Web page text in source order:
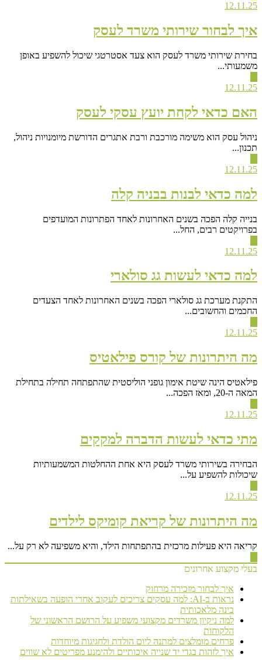
12.11.25
איך לבחור שירותי משרד לעסק
בחירת שירותי משרד לעסק הוא צעד אסטרטגי שיכול להשפיע באופן
משמעותי...
12.11.25
האם כדאי לקחת יועץ עסקי לעסק
ניהול עסק הוא משימה מורכבת ורבת אתגרים הדורשת מיומנויות ניהול,
תכנון...
12.11.25
למה כדאי לבנות בבניה קלה
בנייה קלה הפכה בשנים האחרונות לאחד הפתרונות המועדפים
בפרויקטים רבים, החל...
12.11.25
למה כדאי לעשות גג סולארי
התקנת מערכת גג סולארי הפכה בשנים האחרונות לאחד הצעדים
החכמים והחשובים...
12.11.25
מה היתרונות של קורס פילאטיס
פילאטיס הינה שיטת אימון גופני הוליסטית שהתפתחה תחילה בתחילת
המאה ה-20, ומאז הפכה...
12.11.25
מתי כדאי לעשות הדברה למקקים
הבחירה בשירותי משרד לעסק היא אחת ההחלטות המשמעותיות
שיכולות להשפיע על...
12.11.25
מה היתרונות של קריאת קומיקס לילדים
קריאה היא פעילות מרכזית בהתפתחות הילד, והיא משפיעה לא רק על...
בעלי מקצוע אחרונים
איך לבחור מזכירה מרחוק
נראות ב-AI: למה עסקים צריכים לעקוב אחרי הופעה בשאילתות
בינה מלאכותית
למה ניקיון משרדים מקצועי משפיע על הרושם הראשוני של
הלקוחות
פרחים מומלצים למתנה ליום הולדת ולחגיגות מיוחדות
איך לזהות בגדי יד שנייה איכותיים ולהימנע מפריטים לא שווים